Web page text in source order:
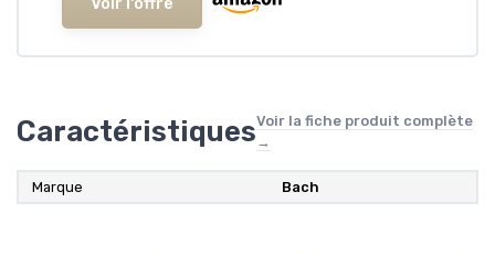
CaractéristiquesVoir la fiche produit complète
→
Marque Bach